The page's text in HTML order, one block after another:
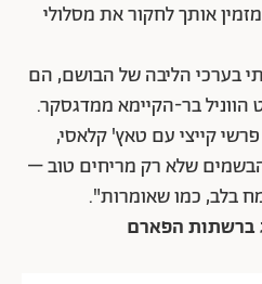
אותך לחקור את מסלולי
בערכי הליבה של הבושם, הם
בר-הקיימא ממדגסקר.
קייצי עם טאץ' קלאסי,
שלא רק מריחים טוב –
בלב, כמו שאומרות".